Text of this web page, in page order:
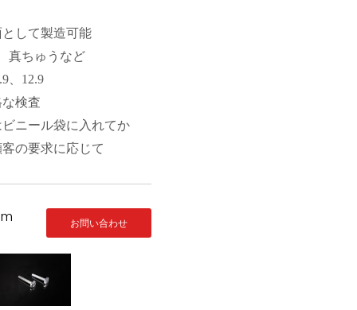
して製造可能
真ちゅうなど
、12.9
検査
ニール袋に入れてか
の要求に応じて
お問い合わせ